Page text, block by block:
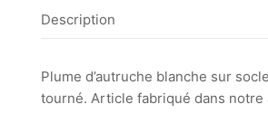
Description
Plume d’autruche blanche sur
tourné. Article fabriqué dans notre